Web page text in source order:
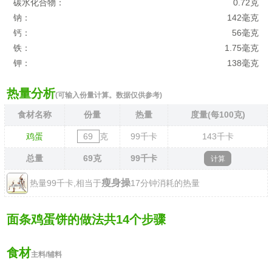
碳水化合物：
0.72克
钠：
142毫克
钙：
56毫克
铁：
1.75毫克
钾：
138毫克
热量分析(可输入份量计算。数据仅供参考)
食材名称 份量 热量 度量(每100克)
鸡蛋 克 99千卡 143千卡
总量 69克 99千卡
热量99千卡,相当于瘦身操17分钟消耗的热量
面条鸡蛋饼的做法共14个步骤
食材主料/辅料